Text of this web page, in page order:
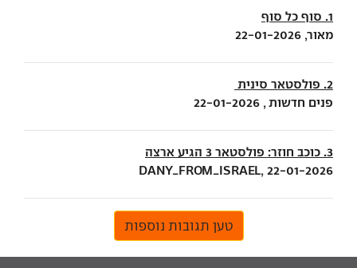
1. סוף כל סוף
מאור, 22-01-2026
2. פולסטאר סינית
פנים חדשות , 22-01-2026
3. כוכב חוזר: פולסטאר 3 הגיע ארצה
DANY_FROM_ISRAEL, 22-01-2026
טען תגובות נוספות